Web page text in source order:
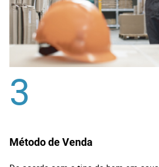
3
Método de Venda